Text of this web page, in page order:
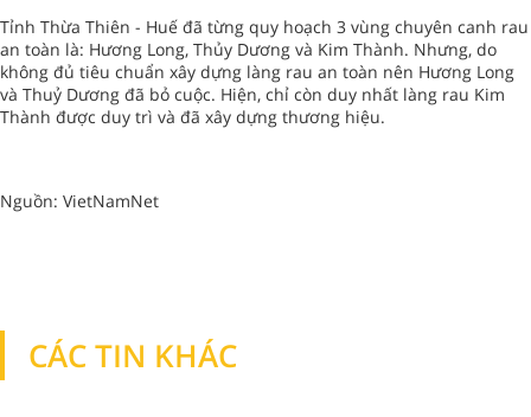
Tỉnh Thừa Thiên - Huế đã từng quy hoạch 3 vùng chuyên canh rau
an toàn là: Hương Long, Thủy Dương và Kim Thành. Nhưng, do
không đủ tiêu chuẩn xây dựng làng rau an toàn nên Hương Long
và Thuỷ Dương đã bỏ cuộc. Hiện, chỉ còn duy nhất làng rau Kim
Thành được duy trì và đã xây dựng thương hiệu.
Nguồn: VietNamNet
CÁC TIN KHÁC